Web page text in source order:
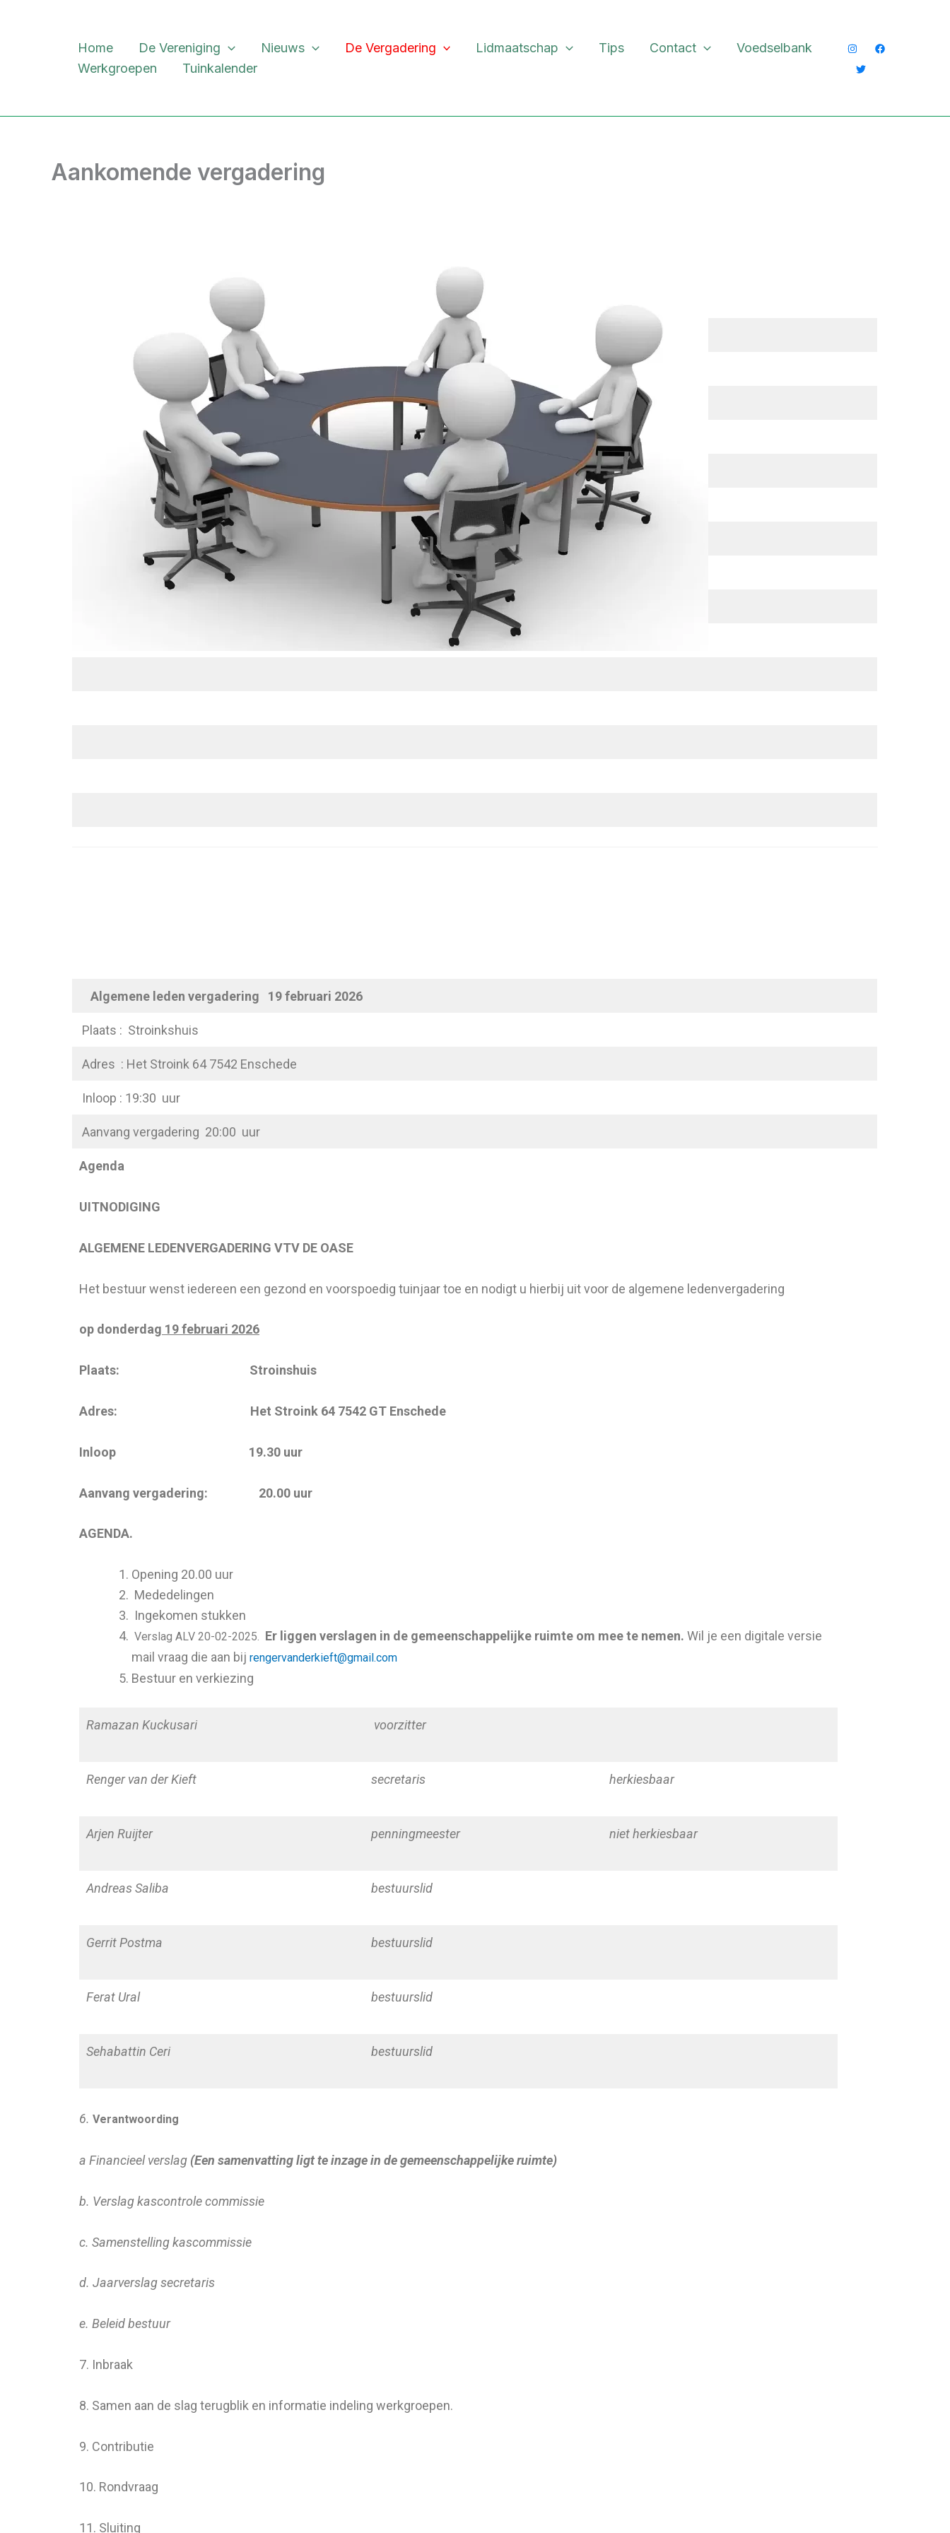
Home De Vereniging Nieuws De Vergadering Lidmaatschap Tips Contact
Voedselbank
Werkgroepen
Tuinkalender
Aankomende vergadering
Algemene leden vergadering 19 februari 2026
Plaats : Stroinkshuis
Adres : Het Stroink 64 7542 Enschede
Inloop : 19:30 uur
Aanvang vergadering 20:00 uur
Agenda
UITNODIGING
ALGEMENE LEDENVERGADERING VTV DE OASE
Het bestuur wenst iedereen een gezond en voorspoedig tuinjaar toe en nodigt u hierbij uit voor de algemene ledenvergadering
op donderdag 19 februari 2026
Plaats: Stroinshuis
Adres: Het Stroink 64 7542 GT Enschede
Inloop 19.30 uur
Aanvang vergadering: 20.00 uur
AGENDA.
Opening 20.00 uur
Mededelingen
Ingekomen stukken
Verslag ALV 20-02-2025. Er liggen verslagen in de gemeenschappelijke ruimte om mee te nemen. Wil je een digitale versie
mail vraag die aan bij rengervanderkieft@gmail.com
Bestuur en verkiezing
Ramazan Kuckusari voorzitter
Renger van der Kieft secretaris herkiesbaar
Arjen Ruijter penningmeester niet herkiesbaar
Andreas Saliba bestuurslid
Gerrit Postma bestuurslid
Ferat Ural bestuurslid
Sehabattin Ceri bestuurslid
6. Verantwoording
a Financieel verslag (Een samenvatting ligt te inzage in de gemeenschappelijkeruimte)
b. Verslag kascontrole commissie
c. Samenstelling kascommissie
d. Jaarverslag secretaris
e. Beleid bestuur
7. Inbraak
8. Samen aan de slag terugblik en informatie indeling werkgroepen.
9. Contributie
10. Rondvraag
11. Sluiting